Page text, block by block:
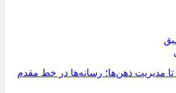
تا مدیریت ذهن‌ها؛ رسانه‌ها در خط مقدم